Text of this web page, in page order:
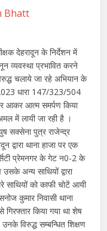
Bhatt
देहरादून के निर्देशन में
व्यवस्था प्रभावित करने
चलाये जा रहे अभियान के
धारा 147/323/504
आकर आत्म समर्पण किया
में लायी जा रही है ।
सक्सेना पुत्र राजेन्द्र
द्वारा थाना हाजा पर एक
प्रेमनगर के गेट न0-2 के
अन्य साथियों द्वारा
साथियों को काफी चोटें आयी
कुमार निवासी थाना
गिरफ्तार किया गया था शेष
विरुद्ध सम्बन्धित शिक्षण